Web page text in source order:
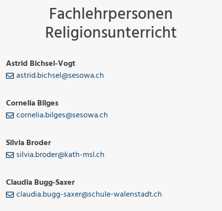
Fachlehrpersonen
Religionsunterricht
Astrid Bichsel-Vogt
astrid.bichsel@sesowa.ch
Cornelia Bilges
cornelia.bilges@sesowa.ch
Silvia Broder
silvia.broder@kath-msl.ch
Claudia Bugg-Saxer
claudia.bugg-saxer@schule-walenstadt.ch